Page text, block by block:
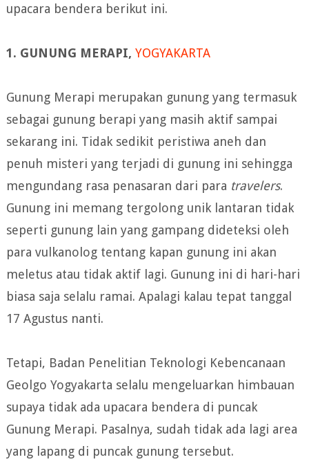
upacara bendera berikut ini.
1. GUNUNG MERAPI, YOGYAKARTA
Gunung Merapi merupakan gunung yang termasuk
sebagai gunung berapi yang masih aktif sampai
sekarang ini. Tidak sedikit peristiwa aneh dan
penuh misteri yang terjadi di gunung ini sehingga
mengundang rasa penasaran dari para travelers.
Gunung ini memang tergolong unik lantaran tidak
seperti gunung lain yang gampang dideteksi oleh
para vulkanolog tentang kapan gunung ini akan
meletus atau tidak aktif lagi. Gunung ini di hari-hari
biasa saja selalu ramai. Apalagi kalau tepat tanggal
17 Agustus nanti.
Tetapi, Badan Penelitian Teknologi Kebencanaan
Geolgo Yogyakarta selalu mengeluarkan himbauan
supaya tidak ada upacara bendera di puncak
Gunung Merapi. Pasalnya, sudah tidak ada lagi area
yang lapang di puncak gunung tersebut.